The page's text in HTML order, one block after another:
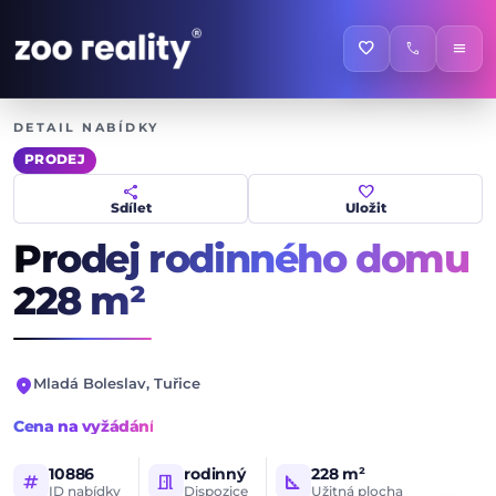
favorite call menu
DETAIL NABÍDKY
PRODEJ
share
Sdílet
favorite
Uložit
Prodej rodinného domu
228 m²
location_on Mladá Boleslav, Tuřice
Cena na vyžádání
tag 10886
ID nabídky meeting_room rodinný
Dispozice square_foot 228 m²
Užitná plocha